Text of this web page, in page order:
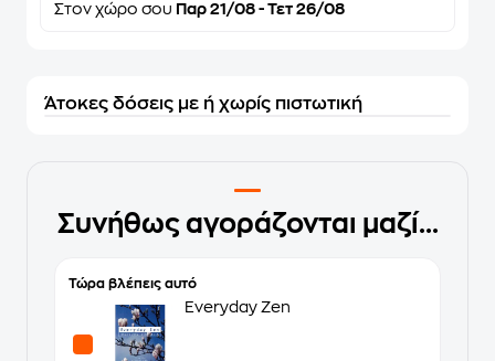
Στον χώρο σου Παρ 21/08 - Τετ 26/08
Άτοκες δόσεις με ή χωρίς πιστωτική
Συνήθως αγοράζονται μαζί...
Τώρα βλέπεις αυτό
Everyday Zen